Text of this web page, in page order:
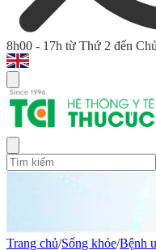
8h00 - 17h từ Thứ 2 đến
Trang chủ/Sống khỏe/Bệnh